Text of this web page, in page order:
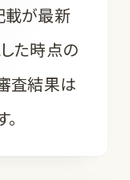
載が最新
た時点の
査結果は